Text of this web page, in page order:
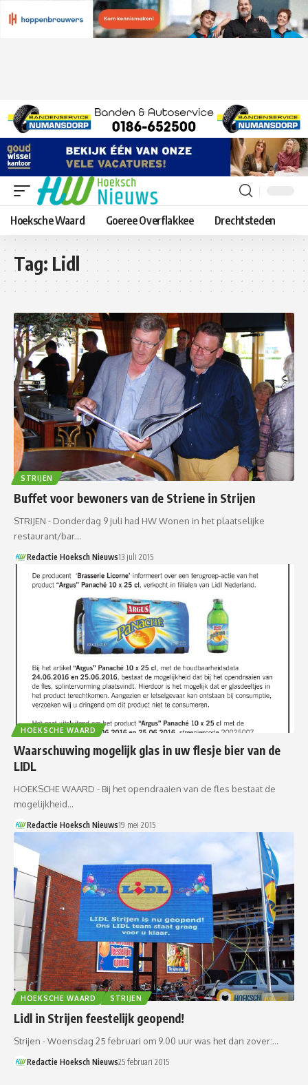
Hoeksche Waard Goeree Overflakkee Drechtsteden
Tag: Lidl
STRIJEN
Buffet voor bewoners van de Striene in Strijen
STRIJEN - Donderdag 9 juli had HW Wonen in het plaatselijke
restaurant/bar…
Redactie Hoeksch Nieuws13 juli 2015
HOEKSCHE WAARD
Waarschuwing mogelijk glas in uw flesje bier van de
LIDL
HOEKSCHE WAARD - Bij het opendraaien van de fles bestaat de
mogelijkheid…
Redactie Hoeksch Nieuws19 mei 2015
HOEKSCHE WAARD STRIJEN
Lidl in Strijen feestelijk geopend!
Strijen - Woensdag 25 februari om 9.00 uur was het dan zover:…
Redactie Hoeksch Nieuws25 februari 2015